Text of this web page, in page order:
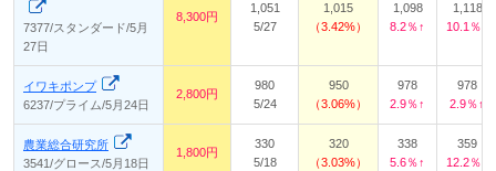
7377/スタンダード/5月
27日
8,300円
1,051
5/27
1,015
3.42%
1,098
8.2％↑
1,118
10.1％↑
イワキポンプ
6237/プライム/5月24日
2,800円
980
5/24
950
3.06%
978
2.9％↑
978
2.9％↑
農業総合研究所
3541/グロース/5月18日
1,800円
330
5/18
320
3.03%
338
5.6％↑
359
12.2％↑